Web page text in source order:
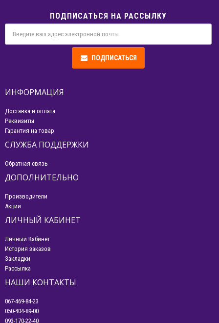
ПОДПИСАТЬСЯ НА РАССЫЛКУ
ПОДПИСАТЬСЯ
ИНФОРМАЦИЯ
Доставка и оплата
Реквизиты
Гарантия на товар
СЛУЖБА ПОДДЕРЖКИ
Обратная связь
ДОПОЛНИТЕЛЬНО
Производители
Акции
ЛИЧНЫЙ КАБИНЕТ
Личный Кабинет
История заказов
Закладки
Рассылка
НАШИ КОНТАКТЫ
067-469-84-23
050-404-89-00
093-170-22-40